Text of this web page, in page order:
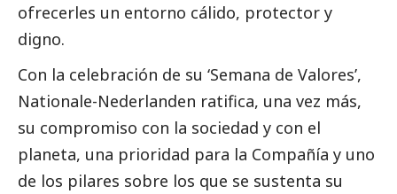
ofrecerles un entorno cálido, protector y
digno.
Con la celebración de su ‘Semana de Valores’,
Nationale-Nederlanden ratifica, una vez más,
su compromiso con la sociedad y con el
planeta, una prioridad para la Compañía y uno
de los pilares sobre los que se sustenta su